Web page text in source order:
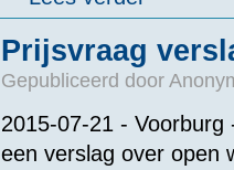
Prijsvraag
Gepubliceerd door
2015-07-21 -
een verslag over open